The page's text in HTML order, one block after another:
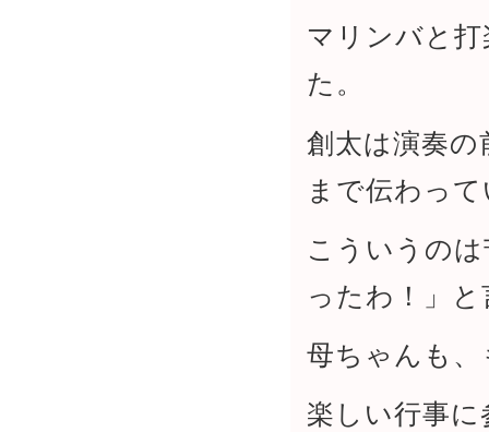
マリンバと
た。
創太は演奏
まで伝わっ
こういうの
ったわ！」
母ちゃんも
楽しい行事